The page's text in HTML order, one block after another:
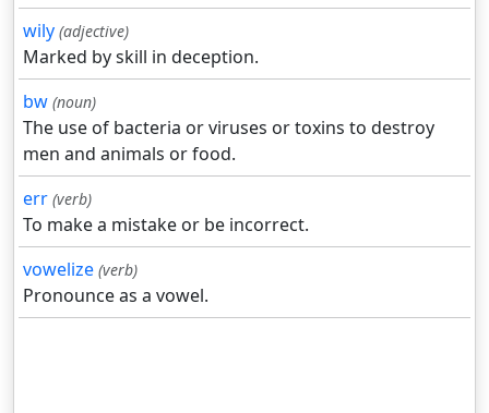
wily (adjective)
Marked by skill in deception.
bw (noun)
The use of bacteria or viruses or toxins to destroy
men and animals or food.
err (verb)
To make a mistake or be incorrect.
vowelize (verb)
Pronounce as a vowel.